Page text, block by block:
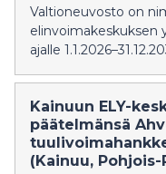
Valtioneuvosto on
elinvoimakeskuksen
ajalle
Kainuun ELY-
päätelmänsä
(Kainuu, Pohjois-